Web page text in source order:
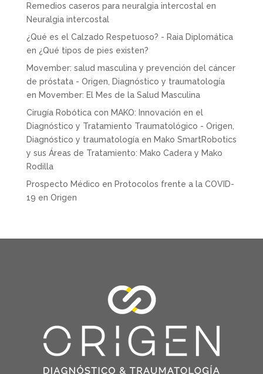
Remedios caseros para neuralgia intercostalen
Neuralgia intercostal
¿Qué es el Calzado Respetuoso? - Raia Diplomática
en ¿Qué tipos de pies existen?
Movember: salud masculina y prevención del cáncer
de próstata - Origen, Diagnóstico y traumatología
en Movember: El Mes de la Salud Masculina
Cirugía Robótica con MAKO: Innovación en el
Diagnóstico y Tratamiento Traumatológico - Origen,
Diagnóstico y traumatologíaen Mako SmartRobotics
y sus Áreas de Tratamiento: Mako Cadera y Mako
Rodilla
Prospecto Médico en Protocolos frente a la COVID-
19 en Origen